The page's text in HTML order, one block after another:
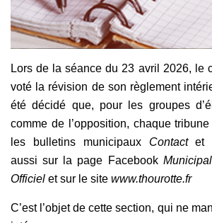
Lors de la séance du 23 avril 2026, le
voté la révision de son règlement
été décidé que, pour les groupes
comme de l’opposition, chaque
les bulletins municipaux Contactet
aussi sur la page Facebook
Officiel et sur le site www.thourotte.fr
C’est l’objet de cette section, qui ne